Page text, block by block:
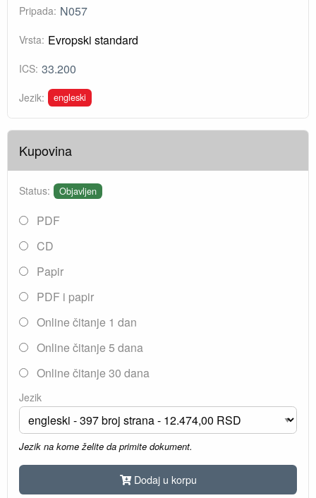
Pripada: N057
Vrsta: Evropski standard
ICS: 33.200
Jezik: engleski
Kupovina
Status: Objavljen
PDF
CD
Papir
PDF i papir
Online čitanje 1 dan
Online čitanje 5 dana
Online čitanje 30 dana
Jezik
Jezik na kome želite da primite dokument.
Dodaj u korpu